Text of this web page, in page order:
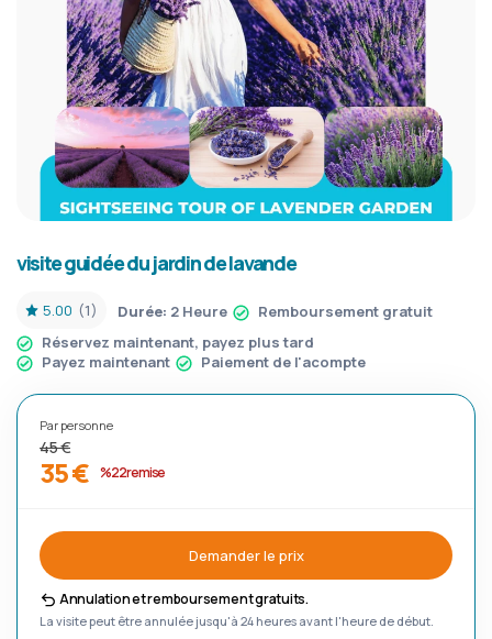
visite guidée du jardin de lavande
5.00 (1) Durée: 2 Heure
Remboursement gratuit
Réservez maintenant, payez plus tard
Payez maintenant
Paiement de l'acompte
Par personne
45 €
35 € %22 remise
Demander le prix
Annulation et remboursement gratuits.
La visite peut être annulée jusqu'à 24 heures avant l'heure de début.